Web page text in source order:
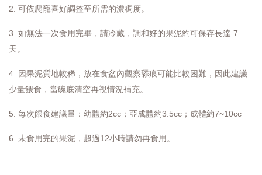
2. 可依爬寵喜好調整至所需的濃稠度。
3. 如無法一次食用完畢，請冷藏，調和好的果泥約可保存長達 7
天。
4. 因果泥質地較稀，放在食盆內觀察舔痕可能比較困難，因此建議
少量餵食，當碗底清空再視情況補充。
5. 每次餵食建議量：幼體約2cc；亞成體約3.5cc；成體約7~10cc
6. 未食用完的果泥，超過12小時請勿再食用。